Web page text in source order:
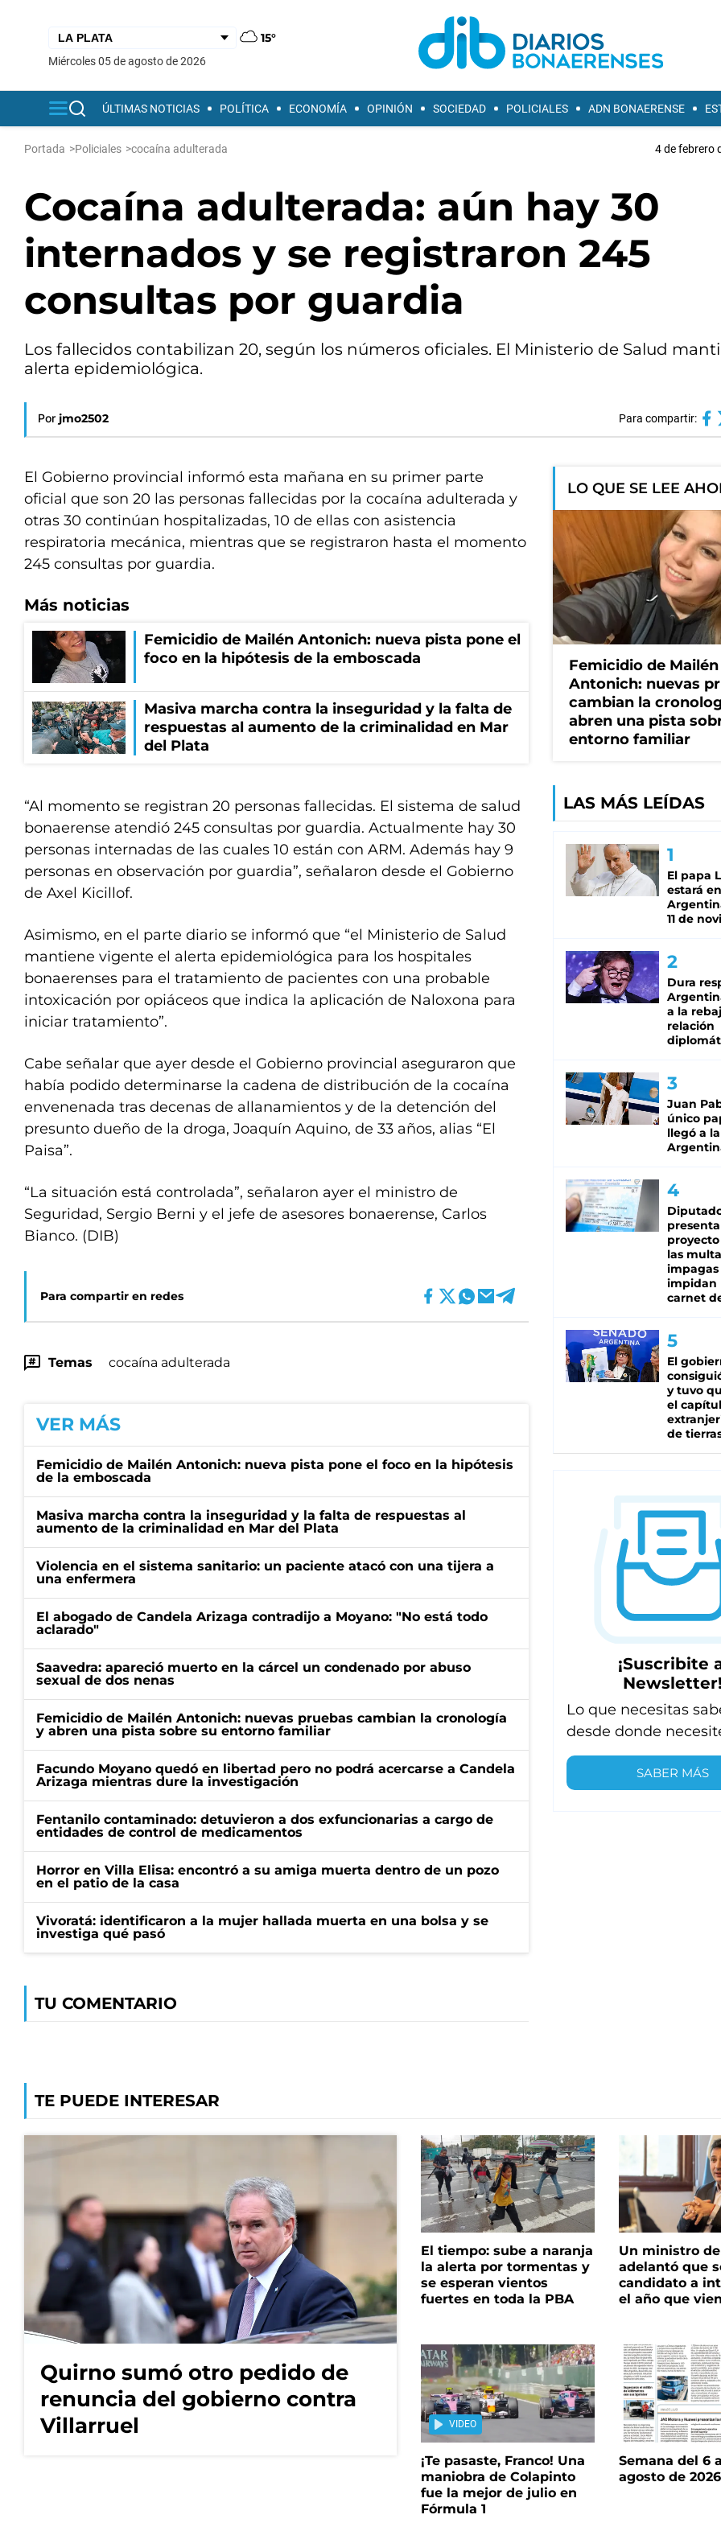
15°
miércoles 05 de agosto de 2026
ÚLTIMAS NOTICIAS POLÍTICA ECONOMÍA OPINIÓN SOCIEDAD POLICIALES ADN BONAERENSE
Portada >Policiales >cocaína adulterada 4 de febrero
Cocaína adulterada: aún hay 30
internados y se registraron 245
consultas por guardia
Los fallecidos contabilizan 20, según los números oficiales. El Ministerio de Salud
alerta epidemiológica.
Por jmo2502 Para compartir:
El Gobierno provincial informó esta mañana en su primer parte
oficial que son 20 las personas fallecidas por la cocaína adulterada y
otras 30 continúan hospitalizadas, 10 de ellas con asistencia
respiratoria mecánica, mientras que se registraron hasta el momento
245 consultas por guardia.
Más noticias
Femicidio de Mailén Antonich: nueva pista pone el
foco en la hipótesis de la emboscada
Masiva marcha contra la inseguridad y la falta de
respuestas al aumento de la criminalidad en Mar
del Plata
“Al momento se registran 20 personas fallecidas. El sistema de salud
bonaerense atendió 245 consultas por guardia. Actualmente hay 30
personas internadas de las cuales 10 están con ARM. Además hay 9
personas en observación por guardia”, señalaron desde el Gobierno
de Axel Kicillof.
Asimismo, en el parte diario se informó que “el Ministerio de Salud
mantiene vigente el alerta epidemiológica para los hospitales
bonaerenses para el tratamiento de pacientes con una probable
intoxicación por opiáceos que indica la aplicación de Naloxona para
iniciar tratamiento”.
Cabe señalar que ayer desde el Gobierno provincial aseguraron que
había podido determinarse la cadena de distribución de la cocaína
envenenada tras decenas de allanamientos y de la detención del
presunto dueño de la droga, Joaquín Aquino, de 33 años, alias “El
Paisa”.
“La situación está controlada”, señalaron ayer el ministro de
Seguridad, Sergio Berni y el jefe de asesores bonaerense, Carlos
Bianco. (DIB)
Para compartir en redes
Temas cocaína adulterada
VER MÁS
Femicidio de Mailén Antonich: nueva pista pone el foco en la hipótesis
de la emboscada
Masiva marcha contra la inseguridad y la falta de respuestas al
aumento de la criminalidad en Mar del Plata
Violencia en el sistema sanitario: un paciente atacó con una tijera a
una enfermera
El abogado de Candela Arizaga contradijo a Moyano: "No está todo
aclarado"
Saavedra: apareció muerto en la cárcel un condenado por abuso
sexual de dos nenas
Femicidio de Mailén Antonich: nuevas pruebas cambian la cronología
y abren una pista sobre su entorno familiar
Facundo Moyano quedó en libertad pero no podrá acercarse a Candela
Arizaga mientras dure la investigación
Fentanilo contaminado: detuvieron a dos exfuncionarias a cargo de
entidades de control de medicamentos
Horror en Villa Elisa: encontró a su amiga muerta dentro de un pozo
en el patio de la casa
Vivoratá: identificaron a la mujer hallada muerta en una bolsa y se
investiga qué pasó
TU COMENTARIO
LO QUE SE LEE
Femicidio de Mailén
Antonich: nuevas
cambian la
abren una pista
entorno familiar
LAS MÁS LEÍDAS
El papa
estará
11 de
Dura
a la
relación
Juan
único
llegó a la
las
impagas
impidan
carnet
El
y tuvo
el
de
¡Suscribite
Newsletter!
Lo que necesitas
desde donde
SABER MÁS
TE PUEDE INTERESAR
Quirno sumó otro pedido de
renuncia del gobierno contra
Villarruel
El tiempo: sube a naranja
la alerta por tormentas y
se esperan vientos
fuertes en toda la PBA
Un ministro
adelantó que
candidato a
el año que
VIDEO
¡Te pasaste, Franco! Una
maniobra de Colapinto
fue la mejor de julio en
Fórmula 1
Semana del 6
agosto de 2026